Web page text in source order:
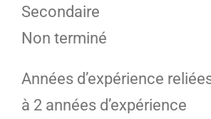
Secondaire
Non terminé
Années d’expérience
à 2 années d’expérience